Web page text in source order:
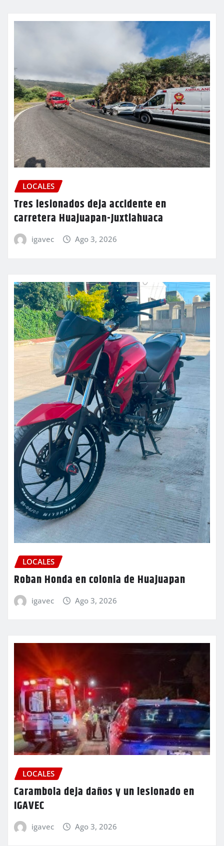
LOCALES
Tres lesionados deja accidente en
carretera Huajuapan-Juxtlahuaca
igavec Ago 3, 2026
LOCALES
Roban Honda en colonia de Huajuapan
igavec Ago 3, 2026
LOCALES
Carambola deja daños y un lesionado en
IGAVEC
igavec Ago 3, 2026